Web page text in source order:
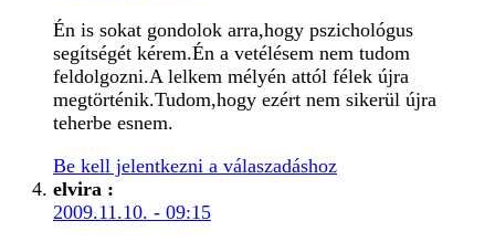
Én is sokat gondolok arra,hogy pszichológus
segítségét kérem.Én a vetélésem nem tudom
feldolgozni.A lelkem mélyén attól félek újra
megtörténik.Tudom,hogy ezért nem sikerül újra
teherbe esnem.
Be kell jelentkezni a válaszadáshoz
elvira :
2009.11.10. - 09:15